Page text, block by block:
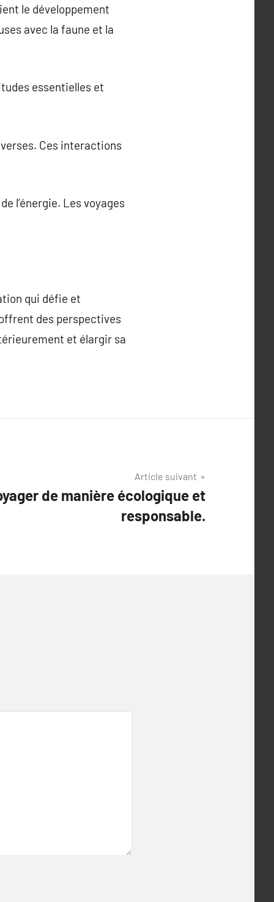
le développement
avec la faune et la
essentielles et
Ces interactions
l’énergie. Les voyages
qui défie et
des perspectives
et élargir sa
Article suivant
de manière écologique et
responsable.